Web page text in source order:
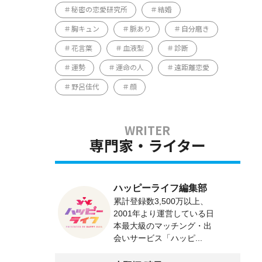
秘密の恋愛研究所 結婚
胸キュン 脈あり 自分磨き
花言葉 血液型 診断
運勢 運命の人 遠距離恋愛
野呂佳代 顔
専門家・ライター
ハッピーライフ編集部
累計登録数3,500万以上、
2001年より運営している日
本最大級のマッチング・出
会いサービス「ハッピ...